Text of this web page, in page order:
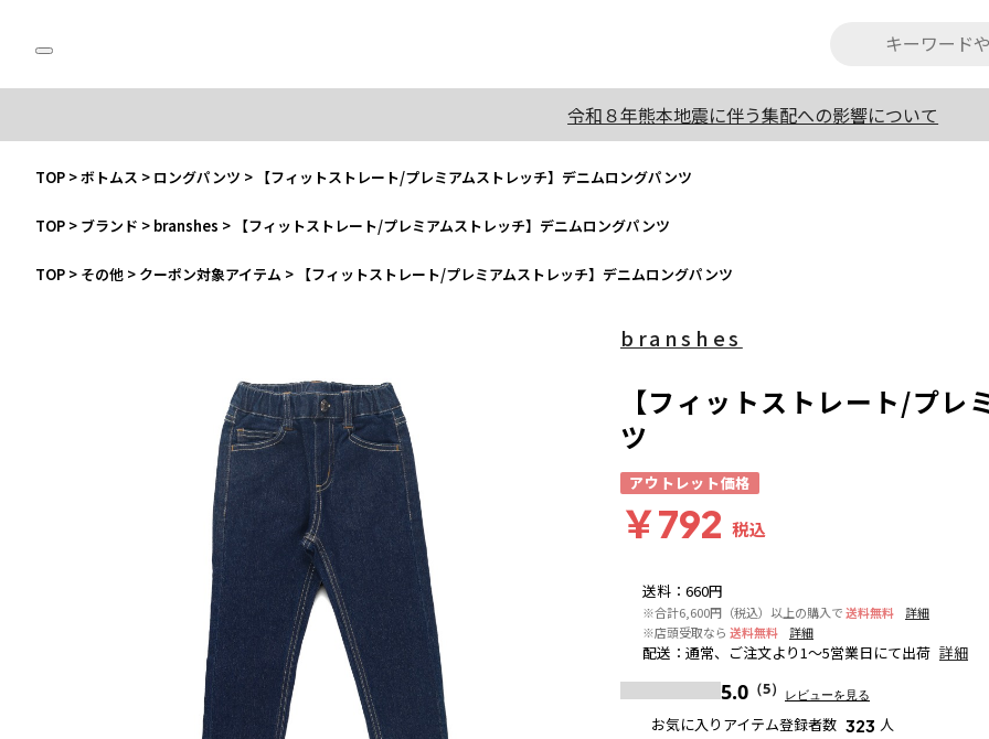
令和８年熊本地震に伴う集配への影響について
TOP >ボトムス > ロングパンツ > 【フィットストレート/プレミアムストレッチ】デニムロングパンツ
TOP > ブランド > branshes > 【フィットストレート/プレミアムストレッチ】デニムロングパンツ
TOP > その他 > クーポン対象アイテム > 【フィットストレート/プレミアムストレッチ】デニムロングパンツ
送料 ： 660円
※合計6,600円（税込）以上の購入で送料無料
詳細
※店頭受取なら 送料無料 詳細
配送 ： 通常、ご注文より1～5営業日にて出荷 詳細
5.0 （5） レビューを見る
お気に入りアイテム登録者数 323 人
branshes
【フィットストレート/プ
ツ
アウトレット価格
￥792 税込